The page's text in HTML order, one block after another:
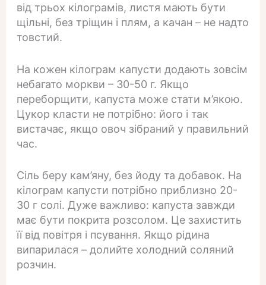
від трьох кілограмів, листя мають бути
щільні, без тріщин і плям, а качан – не надто
товстий.
На кожен кілограм капусти додають зовсім
небагато моркви – 30-50 г. Якщо
переборщити, капуста може стати м’якою.
Цукор класти не потрібно: його і так
вистачає, якщо овоч зібраний у правильний
час.
Сіль беру кам’яну, без йоду та добавок. На
кілограм капусти потрібно приблизно 20-
30 г солі. Дуже важливо: капуста завжди
має бути покрита розсолом. Це захистить
її від повітря і псування. Якщо рідина
випарилася – долийте холодний соляний
розчин.